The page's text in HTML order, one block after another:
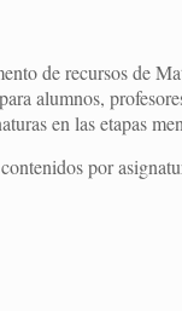
de recursos de
alumnos,
en las etapas
por